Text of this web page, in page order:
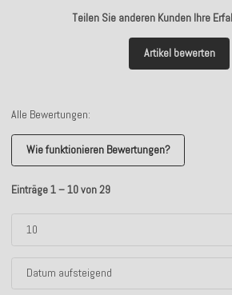
Teilen Sie anderen Kunden Ihre
Artikel bewerten
Alle Bewertungen:
Wie funktionieren Bewertungen?
Einträge 1 – 10 von 29